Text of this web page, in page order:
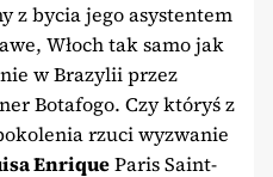
z bycia jego asystentem
Włoch tak samo jak
w Brazylii przez
Botafogo. Czy któryś z
rzuci wyzwanie
EnriqueParis Saint-